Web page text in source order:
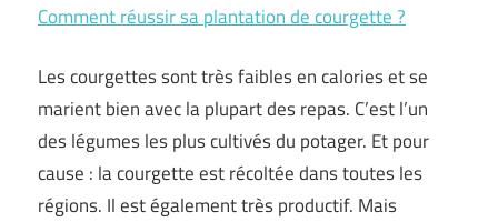
Comment réussir sa plantation de courgette ?
Les courgettes sont très faibles en calories et se
marient bien avec la plupart des repas. C’est l’un
des légumes les plus cultivés du potager. Et pour
cause : la courgette est récoltée dans toutes les
régions. Il est également très productif. Mais